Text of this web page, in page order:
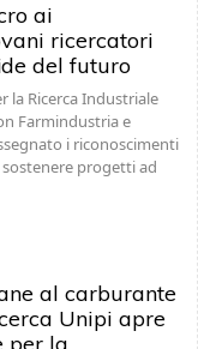
ai
ricercatori
del futuro
la Ricerca Industriale
Farmindustria e
i riconoscimenti
progetti ad
al carburante
Unipi apre